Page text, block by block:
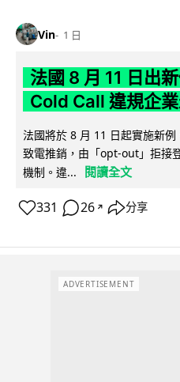
Vin 1 日
法國 8 月 11 日出
Cold Call 違規企
法國將於 8 月 11 日起實施新
致電推銷，由「opt-out」拒接
機制。違...
閱讀全文
331 26 ↗ 分享
ADVERTISEMENT